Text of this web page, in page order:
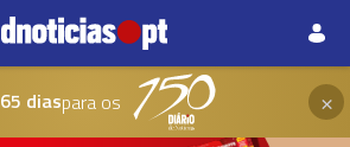
65 diaspara os ×